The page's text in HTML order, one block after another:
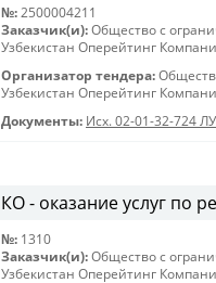
№: 2500004211
Заказчик(и): Общество с
Узбекистан Оперейтинг
Организатор тендера:
Узбекистан Оперейтинг
Документы: Исх. 02-01-32-724
КО - оказание услуг по
№: 1310
Заказчик(и): Общество с
Узбекистан Оперейтинг